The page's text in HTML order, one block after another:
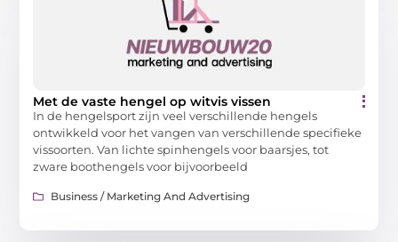
Met de vaste hengel op witvis vissen
In de hengelsport zijn veel verschillende hengels
ontwikkeld voor het vangen van verschillende specifieke
vissoorten. Van lichte spinhengels voor baarsjes, tot
zware boothengels voor bijvoorbeeld
Business / Marketing And Advertising